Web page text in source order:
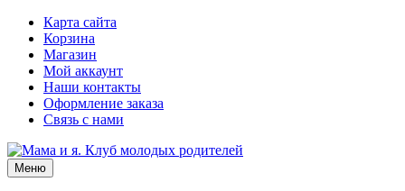
Перейти
содержимому
Карта сайта
Корзина
Магазин
Мой аккаунт
Наши контакты
Оформление заказа
Связь с нами
Мама и я. Клуб молодых родителей
Меню